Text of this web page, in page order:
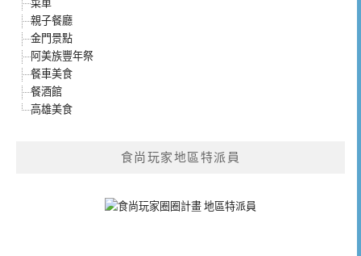
菜單
親子餐廳
金門景點
阿美族豐年祭
餐車美食
餐酒館
高雄美食
食尚玩家地區特派員